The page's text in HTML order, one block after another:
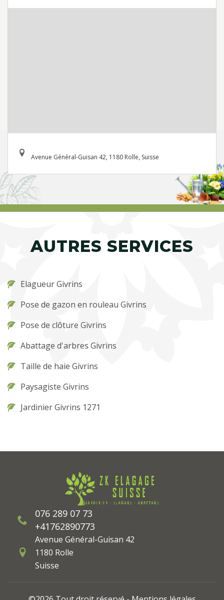
Avenue Général-Guisan 42, 1180 Rolle, Suisse
AUTRES SERVICES
Elagueur Givrins
Pose de gazon en rouleau Givrins
Pose de clôture Givrins
Abattage d'arbres Givrins
Taille de haie Givrins
Paysagiste Givrins
Jardinier Givrins 1271
076 289 07 73
+41762890773
Avenue Général-Guisan 42
1180 Rolle
Suisse